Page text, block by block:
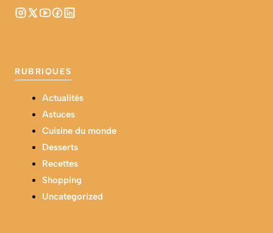
RUBRIQUES
Actualités
Astuces
Cuisine du monde
Desserts
Recettes
Shopping
Uncategorized